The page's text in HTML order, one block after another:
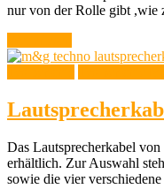
nur von der Rolle gibt ,wie
Das Lautsprecherkabel
erhältlich. Zur Auswahl
sowie die vier